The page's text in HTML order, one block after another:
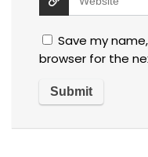
Save my
browser for the